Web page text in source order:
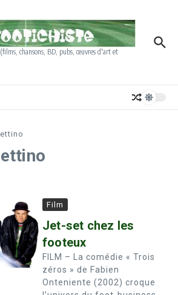
chansons, BD, pubs, œuvres d'art et
Film
Jet-set chez les
footeux
FILM – La comédie « Trois
zéros » de Fabien
Onteniente (2002) croque